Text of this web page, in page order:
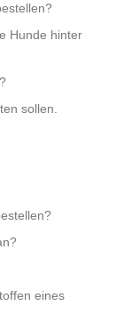
Hunde hinter
sollen.
eines